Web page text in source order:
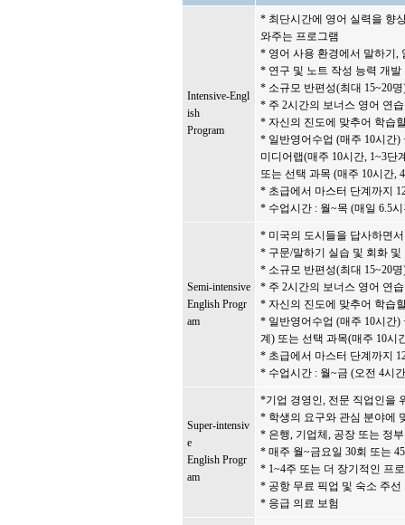
Intensive-Engl
ish
Program
* 최단시간에 영어 실력을 향
와주는 프로그램
* 영어 사용 환경에서 말하기,
* 연구 및 노트 작성 능력 개발
* 소규모 반편성(최대 15~20
* 주 2시간의 보너스 영어 연
* 자신의 진도에 맞추어 학습
* 일반영어수업 (매주 10시간)
미디어랩(매주 10시간, 1~3단
또는 선택 과목 (매주 10시간,
* 초급에서 마스터 단계까지
* 수업시간 : 월~목 (매일 6.5
Semi-intensive
English Progr
am
* 미국의 도시들을 답사하면
* 구문/말하기 실습 및 회화
* 소규모 반편성(최대 15~20
* 주 2시간의 보너스 영어 연
* 자신의 진도에 맞추어 학습
* 일반영어수업 (매주 10시간)
계) 또는 선택 과목(매주 10시
* 초급에서 마스터 단계까지
* 수업시간 : 월~금 (오전 4시
Super-intensiv
e
English Progr
am
*기업 경영인, 전문 직업인을
* 학생의 요구와 관심 분야에
* 은행, 기업체, 공장 또는 정
* 매주 월~금요일 30회 또는
* 1~4주 또는 더 장기적인 프
* 공항 무료 픽업 및 숙소 주선
* 응급 의료 보험